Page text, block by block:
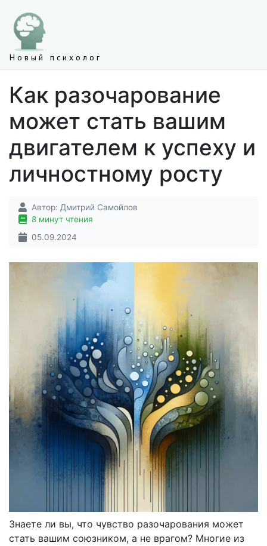
Новый психолог
Как разочарование
может стать вашим
двигателем к успеху и
личностному росту
Автор: Дмитрий Самойлов
8 минут чтения
05.09.2024
Знаете ли вы, что чувство разочарования может
стать вашим союзником, а не врагом? Многие из